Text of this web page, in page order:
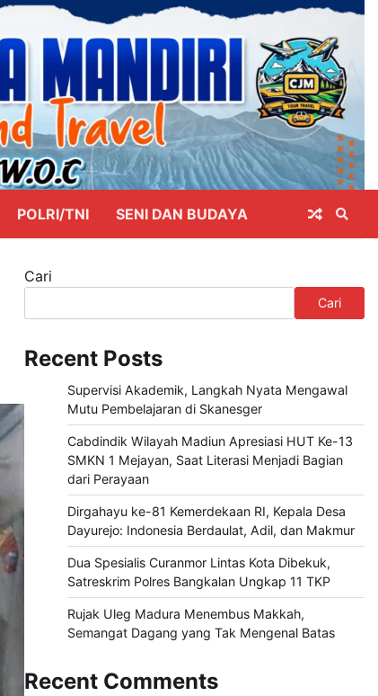
POLRI/TNI SENI DAN BUDAYA
Cari
Cari
Recent Posts
Supervisi Akademik, Langkah Nyata Mengawal
Mutu Pembelajaran di Skanesger
Cabdindik Wilayah Madiun Apresiasi HUT Ke-13
SMKN 1 Mejayan, Saat Literasi Menjadi Bagian
dari Perayaan
Dirgahayu ke-81 Kemerdekaan RI, Kepala Desa
Dayurejo: Indonesia Berdaulat, Adil, dan Makmur
Dua Spesialis Curanmor Lintas Kota Dibekuk,
Satreskrim Polres Bangkalan Ungkap 11 TKP
Rujak Uleg Madura Menembus Makkah,
Semangat Dagang yang Tak Mengenal Batas
Recent Comments